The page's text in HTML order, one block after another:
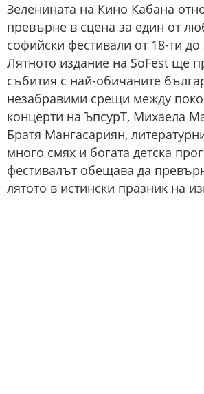
Зеленината на Кино Кабана
превърне в сцена за един от
софийски фестивали от 18-ти
Лятното издание на SoFest ще
събития с най-обичаните
незабравими срещи между
концерти на ЪпсурТ, Михаела
Братя Мангасариян,
много смях и богата детска
фестивалът обещава да
лятото в истински празник на